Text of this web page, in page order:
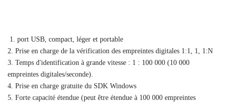
1. port USB, compact, léger et portable
2. Prise en charge de la vérification des empreintes digitales 1:1, 1, 1:N
3. Temps d'identification à grande vitesse : 1 : 100 000 (10 000
empreintes digitales/seconde).
4. Prise en charge gratuite du SDK Windows
5. Forte capacité étendue (peut être étendue à 100 000 empreintes